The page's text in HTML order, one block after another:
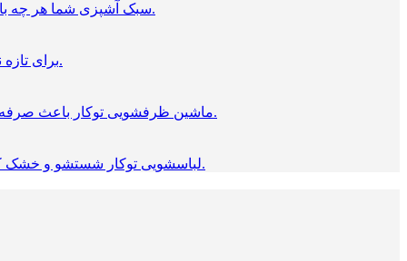
سبک آشپزی شما هر چه باشد، فر و مایکروویو های تکی و دوتایی آلتون به طور خاص برای ارائه گزینه هایی متناسب با آنچه شما نیاز دارید ایجاد شده است.
برای تازه نگه داشتن مواد غذایی یخجال حیاتی است. محصولات توکار بوش مناسب برای هر آشپزخانه ای است. که استاندارد طراحی شده.
ماشین ظرفشویی توکار باعث صرفه‌ جویی در وقت شما می‌شود. این ظرفشویی ها از جدیدترین فناوری ها استفاده می کنند، که «شستن ظرف‌ها» را، آسان می‌کند.
لباسشویی توکار شستشو و خشک کردن راحت را فراهم می کند، و به پارچه ها آسیب نمی زند، در عین حال مصرف آب را کاهش می دهد و مصرف برق کمی دارد.